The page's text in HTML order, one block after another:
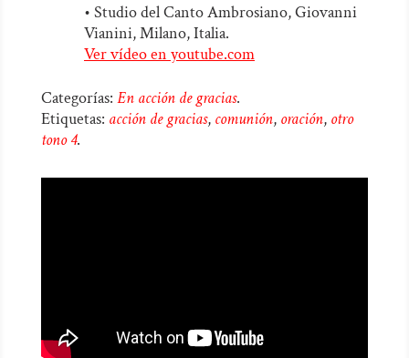
• Studio del Canto Ambrosiano, Giovanni
Vianini, Milano, Italia.
Ver vídeo en youtube.com
Categorías: En acción de gracias.
Etiquetas: acción de gracias, comunión, oración, otro
tono 4.